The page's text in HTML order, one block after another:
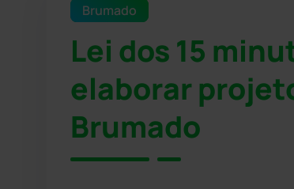
Brumado
Lei dos 15
elaborar
Brumado